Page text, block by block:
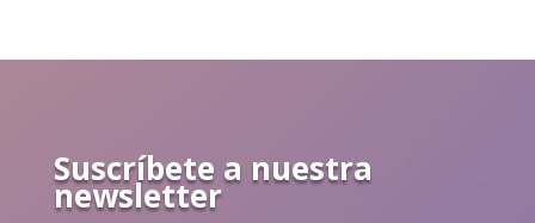
Suscríbete a nuestra
newsletter